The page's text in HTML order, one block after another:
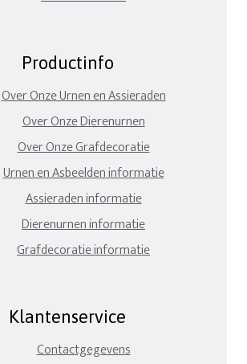
Productinfo
Over Onze Urnen en Assieraden
Over Onze Dierenurnen
Over Onze Grafdecoratie
Urnen en Asbeelden informatie
Assieraden informatie
Dierenurnen informatie
Grafdecoratie informatie
Klantenservice
Contactgegevens